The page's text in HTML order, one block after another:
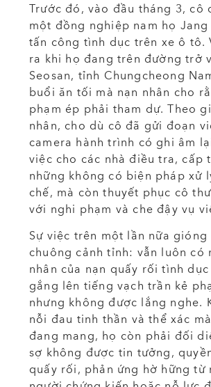
Trước đó, vào đầu tháng 3, cô
một đồng nghiệp nam họ Jang
tấn công tình dục trên xe ô tô.
ra khi họ đang trên đường trở
Seosan, tỉnh Chungcheong
buổi ăn tối mà nạn nhân cho
phạm ép phải tham dự. Theo
nhân, cho dù cô đã gửi đoạn
camera hành trình có ghi âm
việc cho các nhà điều tra, cấp
những không có biện pháp xử
chế, mà còn thuyết phục cô
với nghi phạm và che đậy vụ
Sự việc trên một lần nữa gióng
chuông cảnh tỉnh: vẫn luôn có
nhân của nạn quấy rối tình
gắng lên tiếng vạch trần kẻ
nhưng không được lắng nghe.
nỗi đau tinh thần và thể xác
đang mang, họ còn phải đối
sợ không được tin tưởng,
quấy rối, phản ứng hờ hững từ